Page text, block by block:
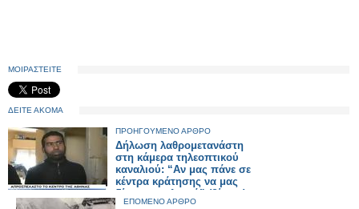
ΜΟΙΡΑΣΤΕΙΤΕ
ΔΕΙΤΕ ΑΚΟΜΑ
ΠΡΟΗΓΟΥΜΕΝΟ ΑΡΘΡΟ
Δήλωση λαθρομετανάστη
στη κάμερα τηλεοπτικού
καναλιού: “Αν μας πάνε σε
κέντρα κράτησης να μας
δίνουν και λεφτά” (βίντεο)
ΕΠΟΜΕΝΟ ΑΡΘΡΟ